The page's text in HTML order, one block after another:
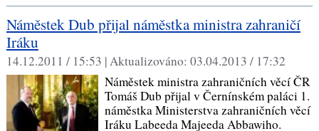
Náměstek Dub přijal náměstka ministra zahraničí
Iráku
14.12.2011 / 15:53 |Aktualizováno: 03.04.2013 / 17:32
Náměstek ministra zahraničních věcí ČR
Tomáš Dub přijal v Černínském paláci 1.
náměstka Ministerstva zahraničních věcí
Iráku Labeeda Majeeda Abbawiho.